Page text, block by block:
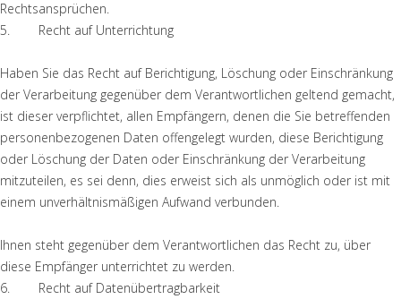
Rechtsansprüchen.
5. Recht auf Unterrichtung
Haben Sie das Recht auf Berichtigung, Löschung oder Einschränkung
der Verarbeitung gegenüber dem Verantwortlichen geltend gemacht,
ist dieser verpflichtet, allen Empfängern, denen die Sie betreffenden
personenbezogenen Daten offengelegt wurden, diese Berichtigung
oder Löschung der Daten oder Einschränkung der Verarbeitung
mitzuteilen, es sei denn, dies erweist sich als unmöglich oder ist mit
einem unverhältnismäßigen Aufwand verbunden.
Ihnen steht gegenüber dem Verantwortlichen das Recht zu, über
diese Empfänger unterrichtet zu werden.
6. Recht auf Datenübertragbarkeit